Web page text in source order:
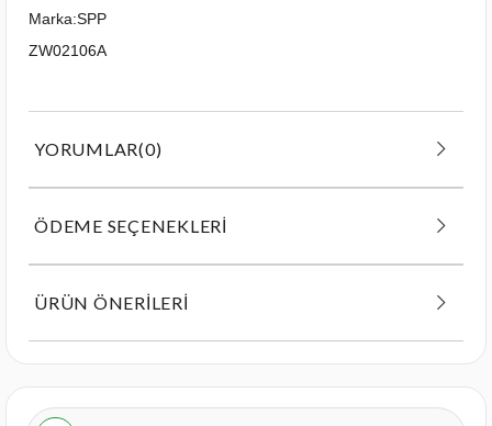
Marka:SPP
ZW02106A
YORUMLAR(0)
ÖDEME SEÇENEKLERI
ÜRÜN ÖNERILERI